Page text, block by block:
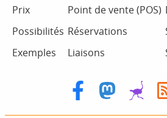
Prix
Possibilités
Exemples
Point de vente (POS)
Réservations
Liaisons